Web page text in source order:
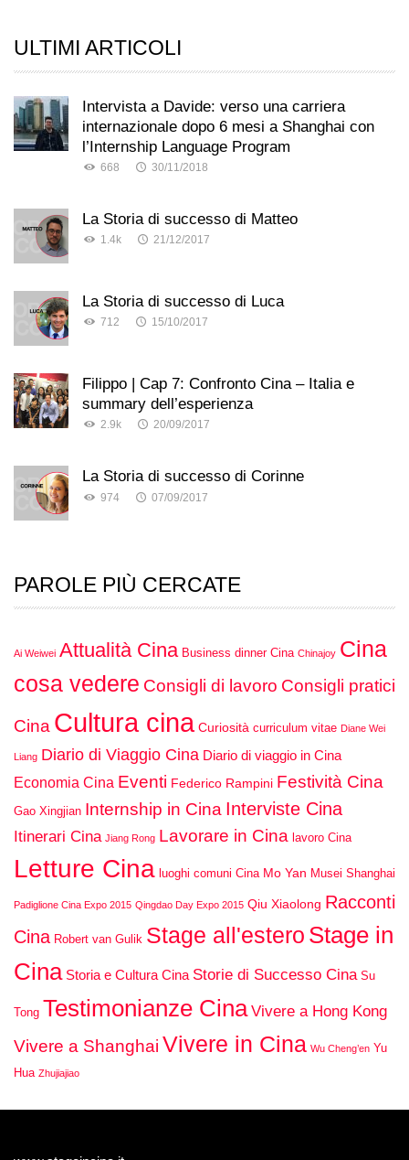
ULTIMI ARTICOLI
Intervista a Davide: verso una carriera
internazionale dopo 6 mesi a Shanghai con
l’Internship Language Program
668 30/11/2018
La Storia di successo di Matteo
1.4k 21/12/2017
La Storia di successo di Luca
712 15/10/2017
Filippo | Cap 7: Confronto Cina – Italia e
summary dell’esperienza
2.9k 20/09/2017
La Storia di successo di Corinne
974 07/09/2017
PAROLE PIÙ CERCATE
Ai Weiwei Attualità Cina Business dinner Cina Chinajoy Cina
cosa vedere Consigli di lavoro Consigli pratici
Cina Cultura cina Curiosità curriculum vitae Diane Wei
Liang Diario di Viaggio Cina Diario di viaggio in Cina
Economia Cina Eventi Federico Rampini Festività Cina
Gao Xingjian Internship in Cina Interviste Cina
Itinerari Cina Jiang Rong Lavorare in Cina lavoro Cina
Letture Cina luoghi comuni Cina Mo Yan Musei Shanghai
Padiglione Cina Expo 2015 Qingdao Day Expo 2015 Qiu Xiaolong Racconti
Cina Robert van Gulik Stage all'estero Stage in
Cina Storia e Cultura Cina Storie di Successo Cina Su
Tong Testimonianze Cina Vivere a Hong Kong
Vivere a Shanghai Vivere in Cina Wu Cheng’en Yu
Hua Zhujiajiao